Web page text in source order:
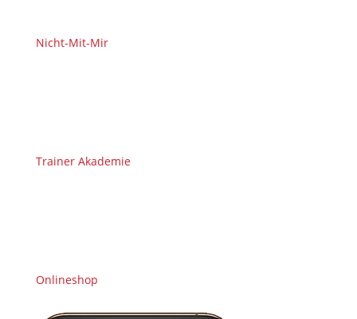
Nicht-Mit-Mir
Trainer Akademie
Onlineshop